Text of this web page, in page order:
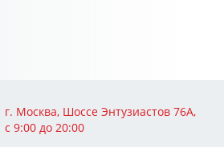
г. Москва, Шоссе Энтузиастов 76А,
с 9:00 до 20:00